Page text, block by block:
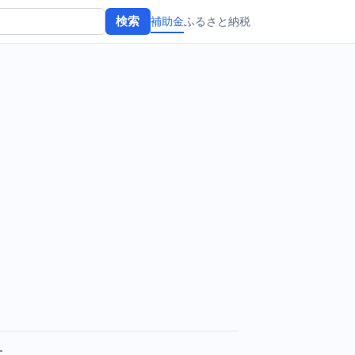
検索 補助金ふるさと納税